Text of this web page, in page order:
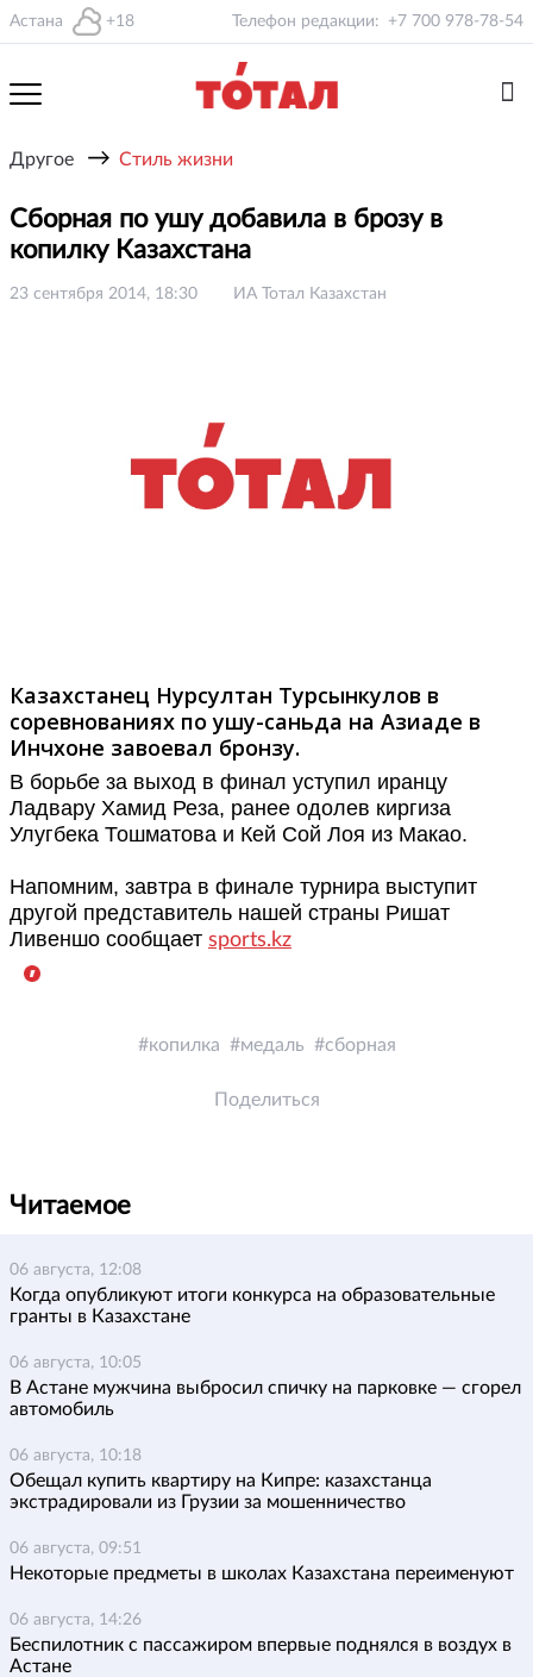
Астана +18 Телефон редакции: +7 700 978-78-54
Другое → Стиль жизни
Сборная по ушу добавила в брозу в
копилку Казахстана
23 сентября 2014, 18:30 ИА Тотал Казахстан
Казахстанец Нурсултан Турсынкулов в
соревнованиях по ушу-саньда на Азиаде в
Инчхоне завоевал бронзу.
В борьбе за выход в финал уступил иранцу
Ладвару Хамид Реза, ранее одолев киргиза
Улугбека Тошматова и Кей Сой Лоя из Макао.
Напомним, завтра в финале турнира выступит
другой представитель нашей страны Ришат
Ливеншо сообщает sports.kz
копилка медаль сборная
Поделиться
Читаемое
06 августа, 12:08
Когда опубликуют итоги конкурса на образовательные
гранты в Казахстане
06 августа, 10:05
В Астане мужчина выбросил спичку на парковке — сгорел
автомобиль
06 августа, 10:18
Обещал купить квартиру на Кипре: казахстанца
экстрадировали из Грузии за мошенничество
06 августа, 09:51
Некоторые предметы в школах Казахстана переименуют
06 августа, 14:26
Беспилотник с пассажиром впервые поднялся в воздух в
Астане